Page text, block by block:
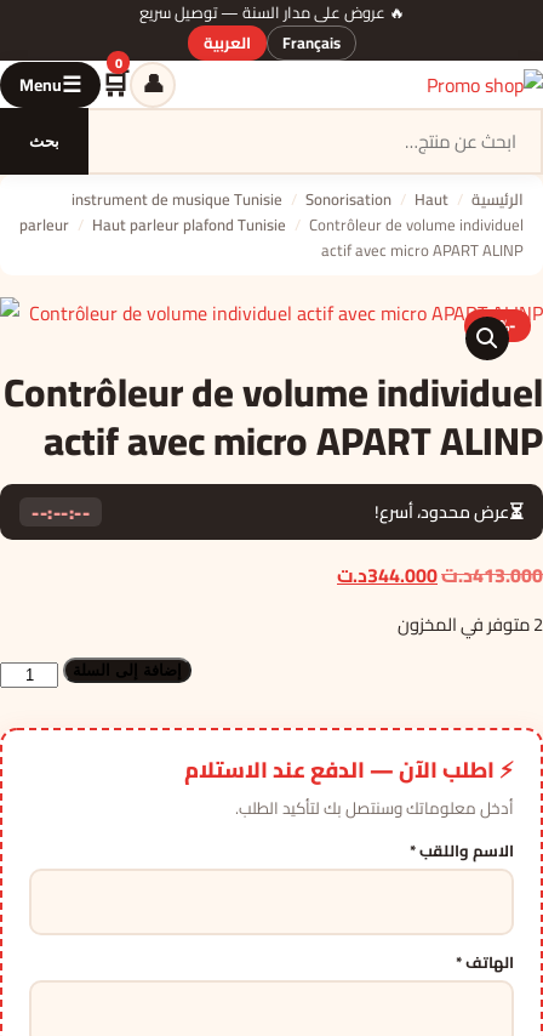
🔥 عروض على مدار السنة — توصيل سريع
Français
العربية
بحث
👤
🛒
السلة
0
☰
Menu
الرئيسية /
instrument de musique Tunisie / Sonorisation / Haut
parleur / Haut parleur plafond Tunisie / Contrôleur de volume individuel
actif avec micro APART ALINP
-17%
🔍
Contrôleur de volume individuel
actif avec micro APART ALINP
⏳عرض محدود، أسرع!
--:--:--
413.000د.تالسعر
هو:
344.000د.تالسعر
2 متوفر في المخزون
كمية
de
volume
avec
APART
إضافة إلى السلة
⚡ اطلب الآن — الدفع عند الاستلام
أدخل معلوماتك وسنتصل بك لتأكيد الطلب.
الاسم واللقب *
الهاتف *